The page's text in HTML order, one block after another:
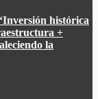
histórica
+
la